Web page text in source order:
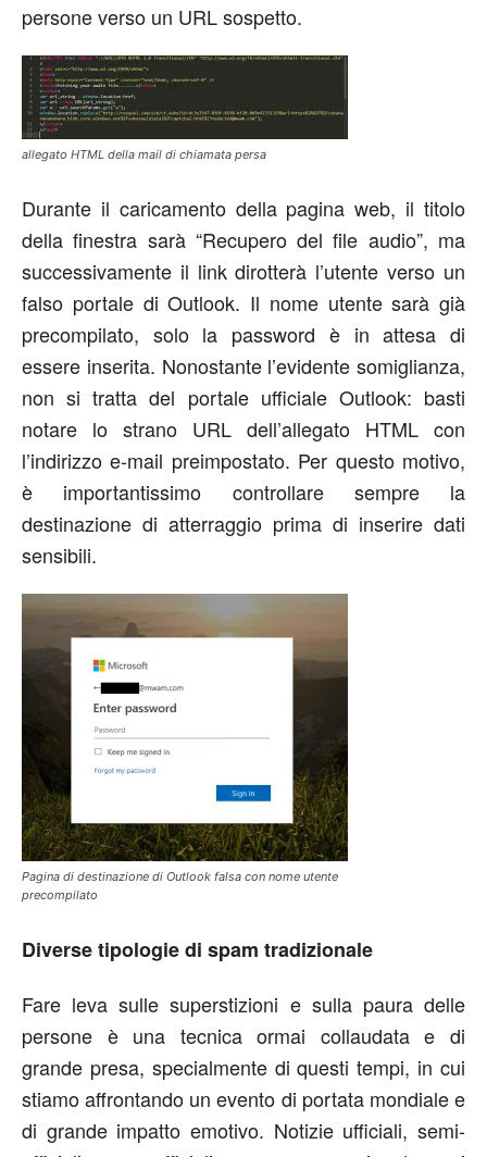
persone verso un URL sospetto.
allegato HTML della mail di chiamata persa
Durante il caricamento della pagina web, il titolo
della finestra sarà “Recupero del file audio”, ma
successivamente il link dirotterà l’utente verso un
falso portale di Outlook. Il nome utente sarà già
precompilato, solo la password è in attesa di
essere inserita. Nonostante l’evidente somiglianza,
non si tratta del portale ufficiale Outlook: basti
notare lo strano URL dell’allegato HTML con
l’indirizzo e-mail preimpostato. Per questo motivo,
è importantissimo controllare sempre la
destinazione di atterraggio prima di inserire dati
sensibili.
Pagina di destinazione di Outlook falsa con nome utente
precompilato
Diverse tipologie di spam tradizionale
Fare leva sulle superstizioni e sulla paura delle
persone è una tecnica ormai collaudata e di
grande presa, specialmente di questi tempi, in cui
stiamo affrontando un evento di portata mondiale e
di grande impatto emotivo. Notizie ufficiali, semi-